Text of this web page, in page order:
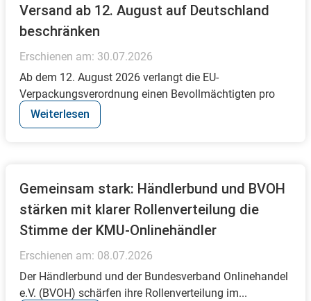
Versand ab 12. August auf Deutschland
beschränken
Erschienen am: 30.07.2026
Ab dem 12. August 2026 verlangt die EU-
Verpackungsverordnung einen Bevollmächtigten pro
Zielland –...
Weiterlesen
Gemeinsam stark: Händlerbund und BVOH
stärken mit klarer Rollenverteilung die
Stimme der KMU-Onlinehändler
Erschienen am: 08.07.2026
Der Händlerbund und der Bundesverband Onlinehandel
e.V. (BVOH) schärfen ihre Rollenverteilung im...